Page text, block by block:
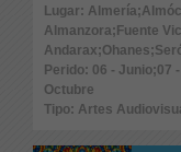
Lugar:
Almanzora;Fuente
Perido: 06 - Junio;07
Octubre
Tipo: Artes